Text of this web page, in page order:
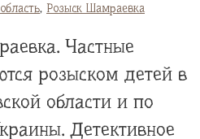
, Розыск Шамраевка
Частные
розыском детей в
области и по
Детективное